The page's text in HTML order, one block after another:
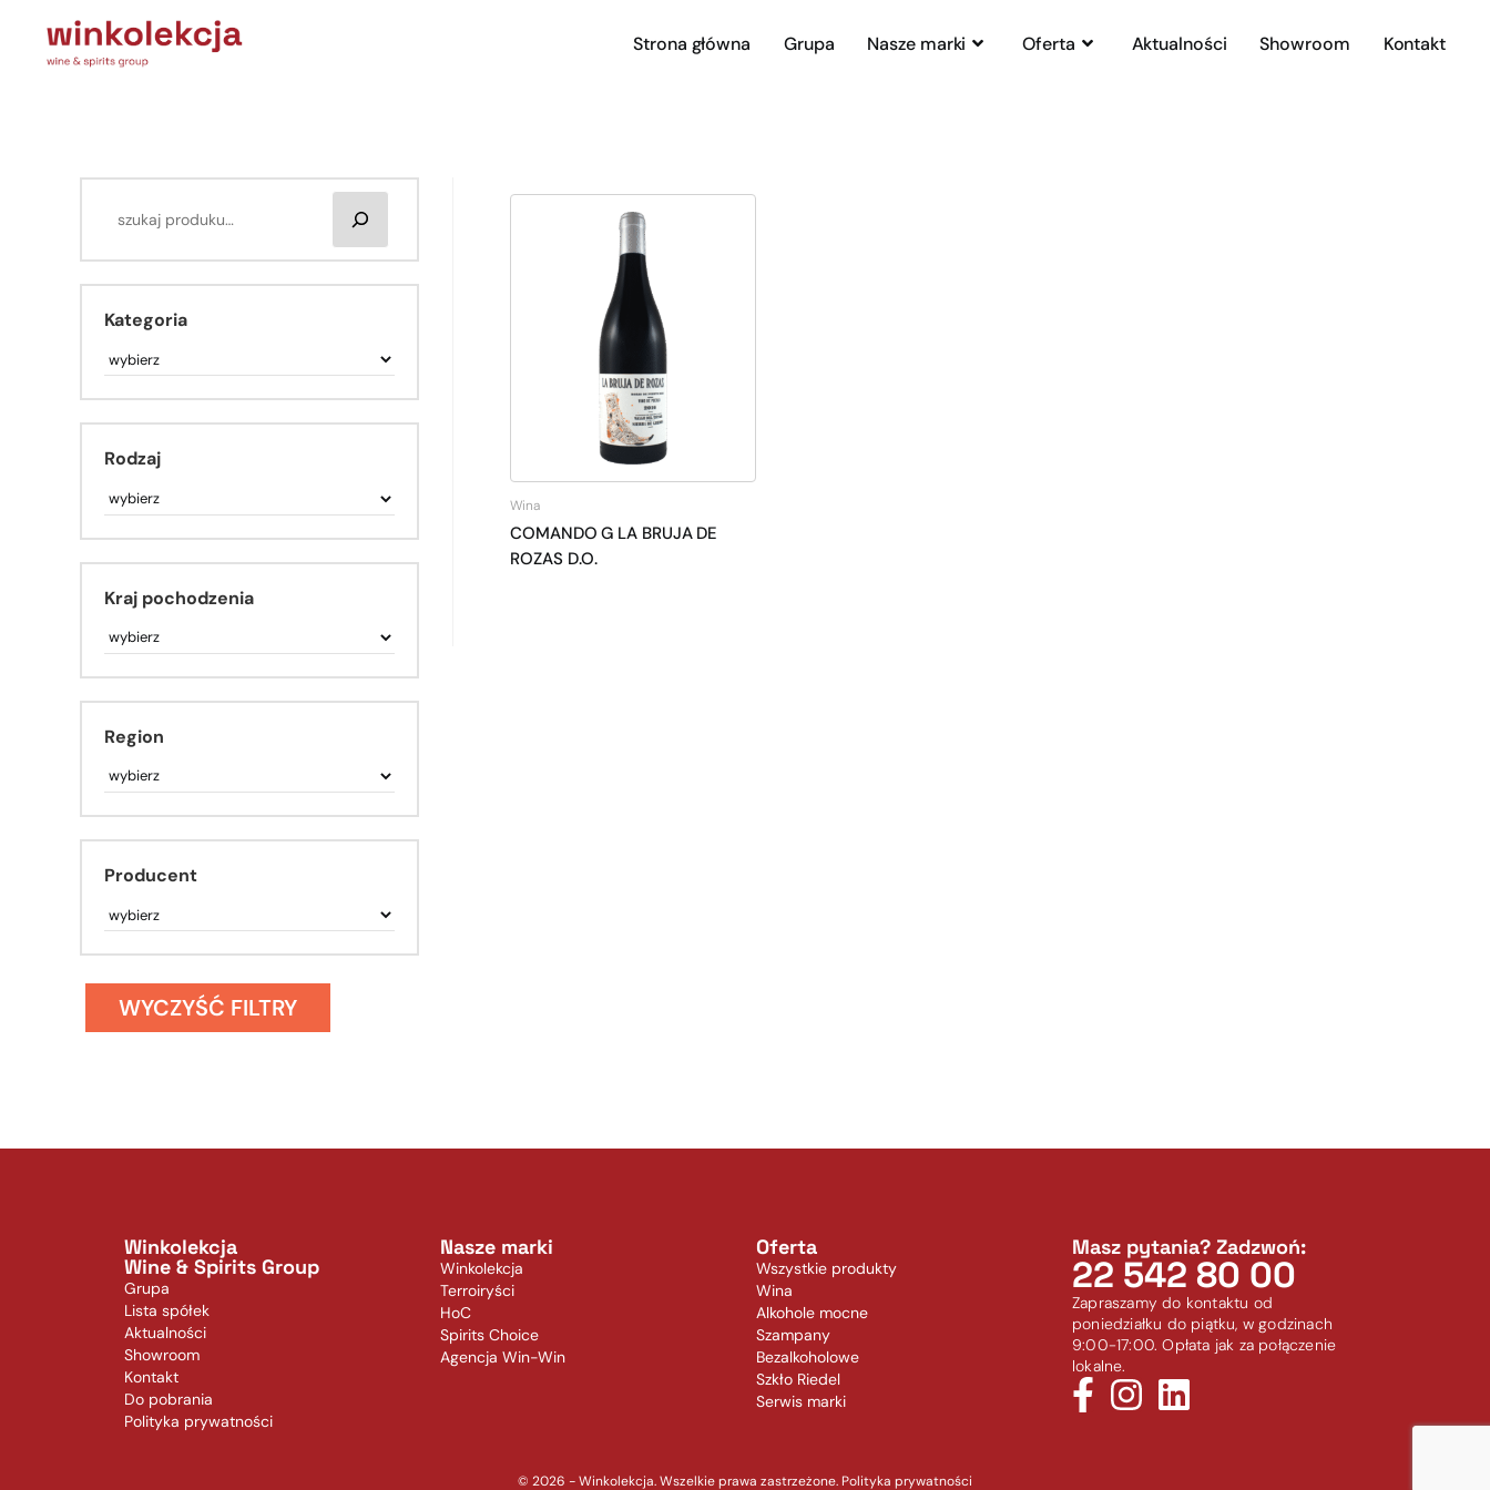
Strona główna Grupa Nasze marki Oferta Aktualności Showroom Kontakt
Wina
COMANDO G LA BRUJA DE
ROZAS D.O.
Kategoria
Rodzaj
Kraj pochodzenia
Region
Producent
WYCZYŚĆ FILTRY
Winkolekcja
Wine & Spirits Group
Grupa
Lista spółek
Aktualności
Showroom
Kontakt
Do pobrania
Polityka prywatności
Nasze marki
Winkolekcja
Terroiryści
HoC
Spirits Choice
Agencja Win-Win
Oferta
Wszystkie produkty
Wina
Alkohole mocne
Szampany
Bezalkoholowe
Szkło Riedel
Serwis marki
Masz pytania? Zadzwoń:
22 542 80 00
Zapraszamy do kontaktu od
poniedziałku do piątku, w godzinach
9:00-17:00. Opłata jak za połączenie
lokalne.
© 2026 - Winkolekcja. Wszelkie prawa zastrzeżone. Polityka prywatności